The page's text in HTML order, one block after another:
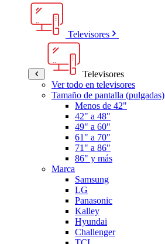
Televisores
Televisores
Ver todo en televisores
Tamaño de pantalla (pulgadas)
Menos de 42"
42" a 48"
49" a 60"
61" a 70"
71" a 86"
86" y más
Marca
Samsung
LG
Panasonic
Kalley
Hyundai
Challenger